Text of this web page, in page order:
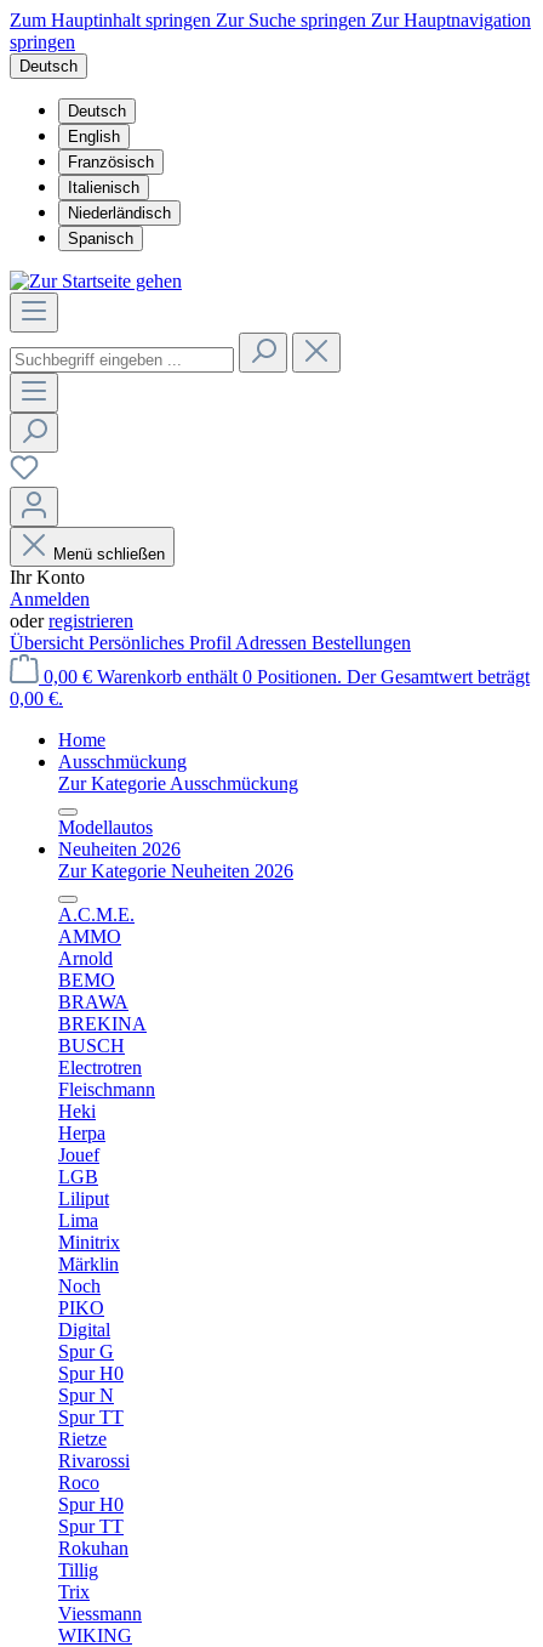
Zum Hauptinhalt springen Zur Suche springen Zur Hauptnavigation
springen
Deutsch
Deutsch
English
Französisch
Italienisch
Niederländisch
Spanisch
Menü schließen
Ihr Konto
Anmelden
oderregistrieren
Übersicht Persönliches Profil Adressen Bestellungen
0,00 € Warenkorb enthält 0 Positionen. Der Gesamtwert beträgt
0,00 €.
Home
Ausschmückung
Zur Kategorie Ausschmückung
Modellautos
Neuheiten 2026
Zur Kategorie Neuheiten 2026
A.C.M.E.
AMMO
Arnold
BEMO
BRAWA
BREKINA
BUSCH
Electrotren
Fleischmann
Heki
Herpa
Jouef
LGB
Liliput
Lima
Minitrix
Märklin
Noch
PIKO
Digital
Spur G
Spur H0
Spur N
Spur TT
Rietze
Rivarossi
Roco
Spur H0
Spur TT
Rokuhan
Tillig
Trix
Viessmann
WIKING